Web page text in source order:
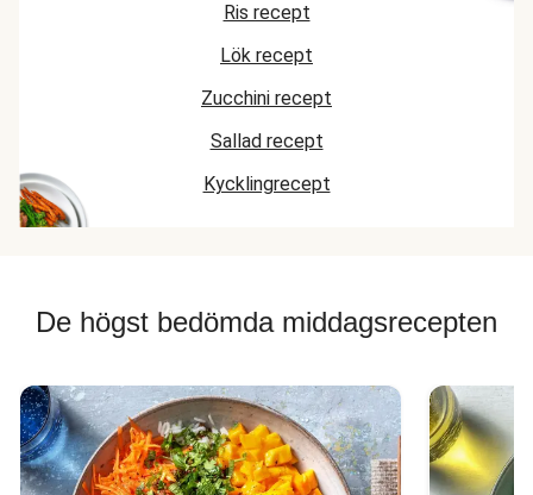
Ris recept
Lök recept
Zucchini recept
Sallad recept
Kycklingrecept
De högst bedömda middagsrecepten